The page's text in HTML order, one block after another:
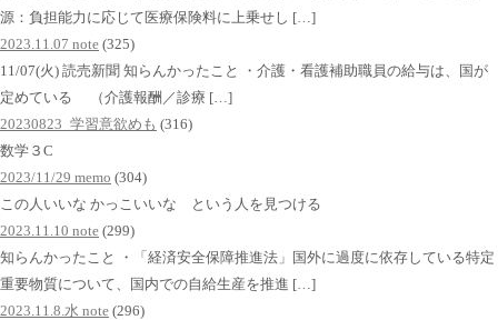
源：負担能力に応じて医療保険料に上乗せし […]
2023.11.07 note (325)
11/07(火) 読売新聞 知らんかったこと ・介護・看護補助職員の給与は、国が
定めている （介護報酬／診療 […]
20230823_学習意欲めも (316)
数学３C
2023/11/29 memo (304)
この人いいな かっこいいな という人を見つける
2023.11.10 note (299)
知らんかったこと ・「経済安全保障推進法」国外に過度に依存している特定
重要物質について、国内での自給生産を推進 […]
2023.11.8.水 note (296)